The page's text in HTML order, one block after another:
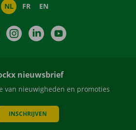
NL FR EN
FacebookInstagramLinkedIn
nieuwsbrief
van nieuwigheden en promoties
INSCHRIJVEN